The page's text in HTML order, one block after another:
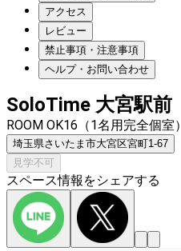
アクセス
レビュー
禁止事項・注意事項
ヘルプ・お問い合わせ
SoloTime 大宮駅前
ROOM OK16（1名用完全個室）
埼玉県さいたま市大宮区宮町1-67
見学不可
スペース情報をシェアする